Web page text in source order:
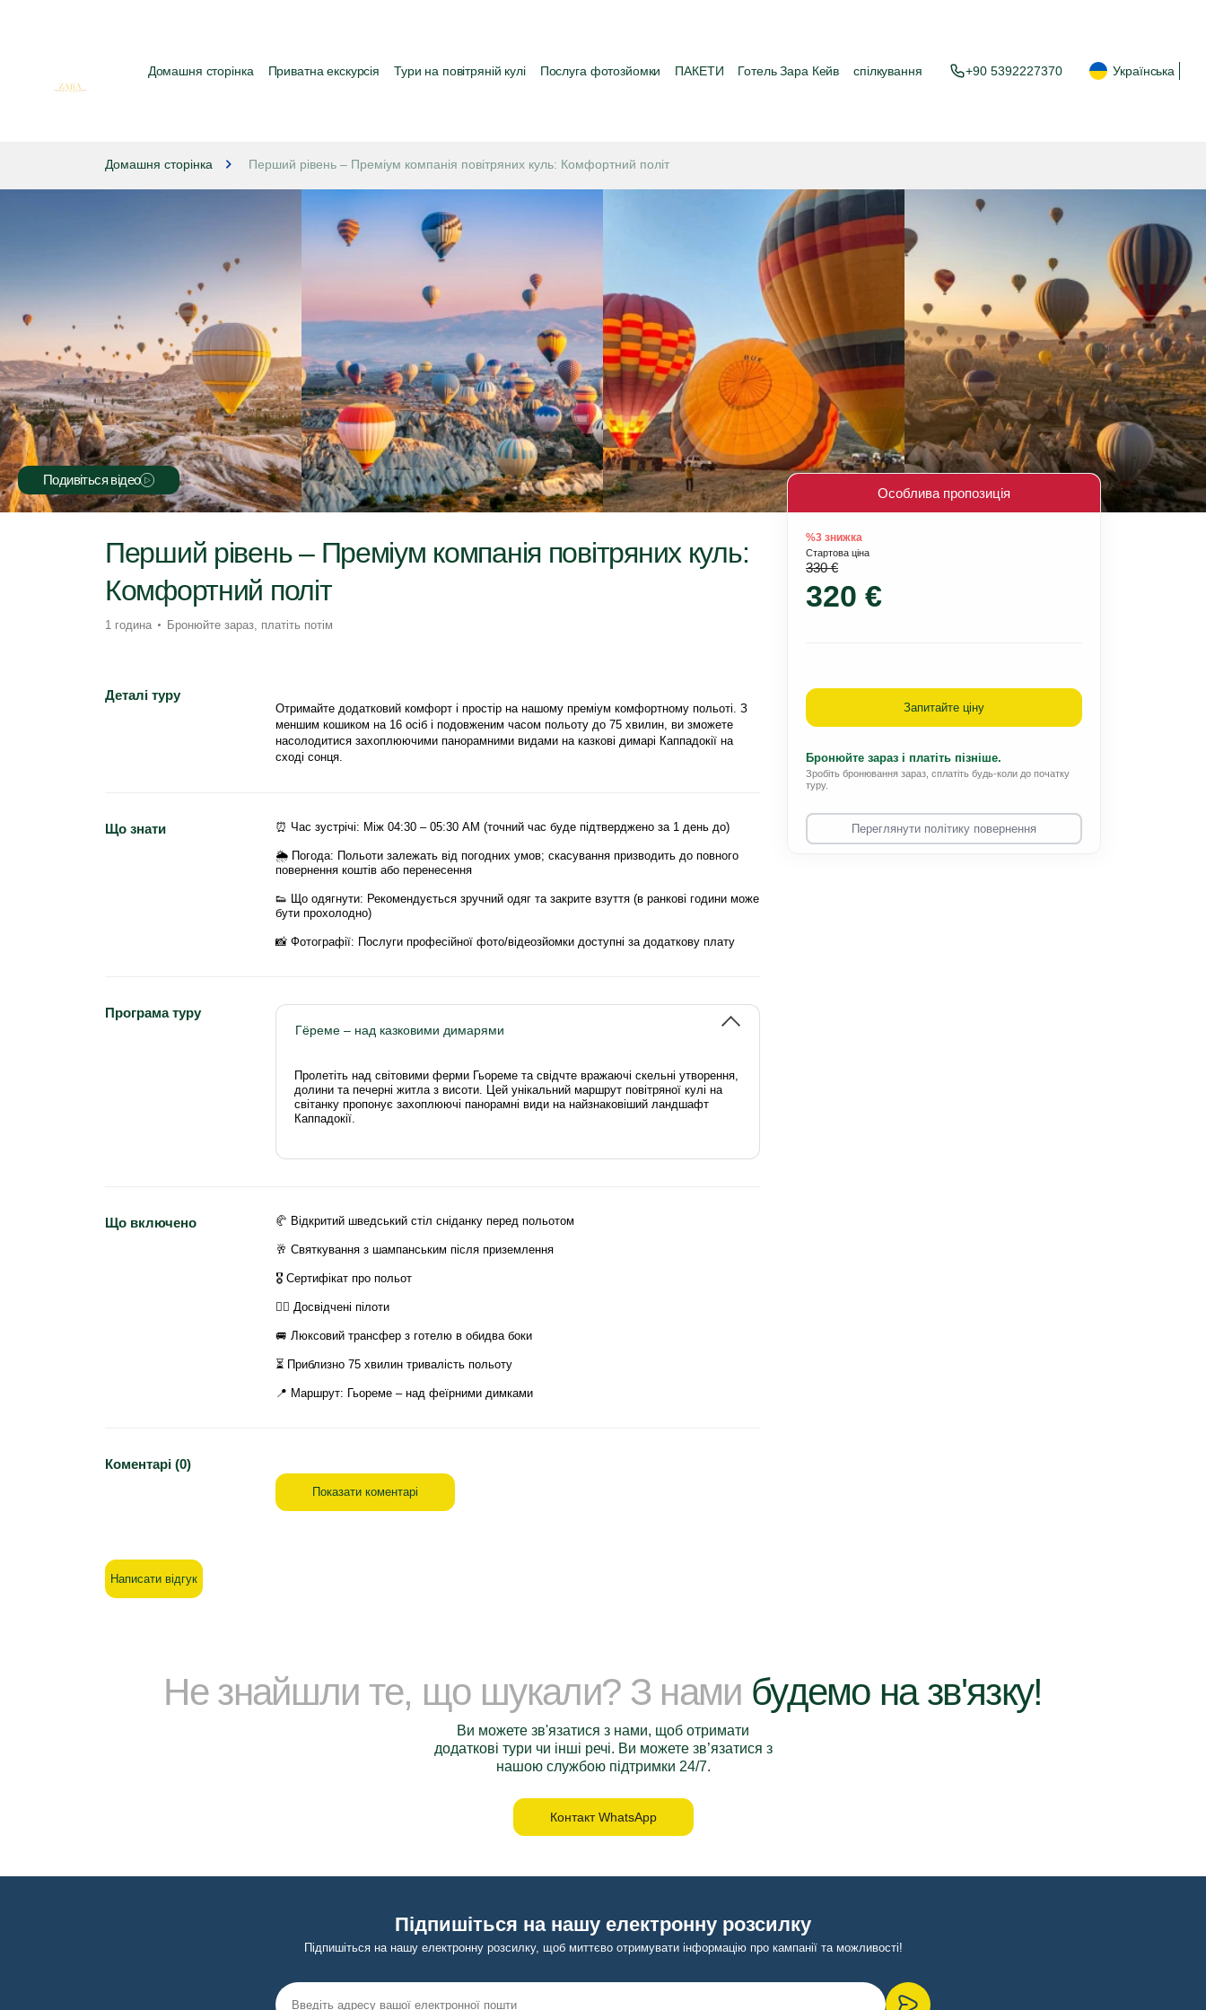
Домашня сторінка Приватна екскурсія Тури на повітряній кулі Послуга фотозйомки ПАКЕТИ Готель Зара Кейв спілкування +90 5392227370 Українська
Домашня сторінка Перший рівень – Преміум компанія повітряних куль: Комфортний політ
Подивіться відео
Перший рівень – Преміум компанія повітряних куль:
Комфортний політ
1 година Бронюйте зараз, платіть потім
Деталі туру
Отримайте додатковий комфорт і простір на нашому преміум комфортному польоті. З
меншим кошиком на 16 осіб і подовженим часом польоту до 75 хвилин, ви зможете
насолодитися захоплюючими панорамними видами на казкові димарі Каппадокії на
сході сонця.
Що знати ⏰ Час зустрічі: Між 04:30 – 05:30 AM (точний час буде підтверджено за 1 день до)
🌦 Погода: Польоти залежать від погодних умов; скасування призводить до повного
повернення коштів або перенесення
👟 Що одягнути: Рекомендується зручний одяг та закрите взуття (в ранкові години може
бути прохолодно)
📸 Фотографії: Послуги професійної фото/відеозйомки доступні за додаткову плату
Програма туру
Гёреме – над казковими димарями
Пролетіть над світовими ферми Гьореме та свідчте вражаючі скельні утворення,
долини та печерні житла з висоти. Цей унікальний маршрут повітряної кулі на
світанку пропонує захоплюючі панорамні види на найзнаковіший ландшафт
Каппадокії.
Що включено 🥐 Відкритий шведський стіл сніданку перед польотом
🥂 Святкування з шампанським після приземлення
🎖️ Сертифікат про польот
👨‍✈️ Досвідчені пілоти
🚐 Люксовий трансфер з готелю в обидва боки
⏳ Приблизно 75 хвилин тривалість польоту
📍 Маршрут: Гьореме – над феїрними димками
Коментарі (0)
Показати коментарі
Написати відгук
Особлива пропозиція
%3 знижка
Стартова ціна
330 €
320 €
Запитайте ціну
Бронюйте зараз і платіть пізніше.
Зробіть бронювання зараз, сплатіть будь-коли до початку
туру.
Переглянути політику повернення
Не знайшли те, що шукали? З нами будемо на зв'язку!
Ви можете зв'язатися з нами, щоб отримати
додаткові тури чи інші речі. Ви можете зв’язатися з
нашою службою підтримки 24/7.
Контакт WhatsApp
Підпишіться на нашу електронну розсилку
Підпишіться на нашу електронну розсилку, щоб миттєво отримувати інформацію про кампанії та можливості!